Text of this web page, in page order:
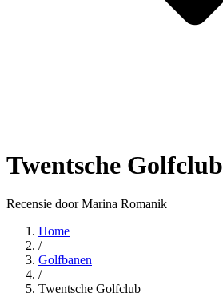
Twentsche Golfclub
Recensie door Marina Romanik
Home
/
Golfbanen
/
Twentsche Golfclub